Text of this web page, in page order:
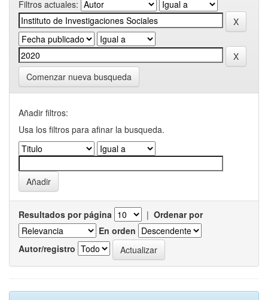
Filtros actuales:
Comenzar nueva busqueda
Añadir filtros:
Usa los filtros para afinar la busqueda.
Resultados por página | Ordenar por
En orden
Autor/registro